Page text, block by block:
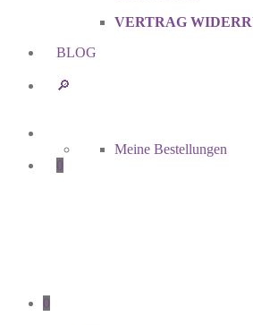
VERTRAG
BLOG
🔎︎
Meine Bestellungen
0
0